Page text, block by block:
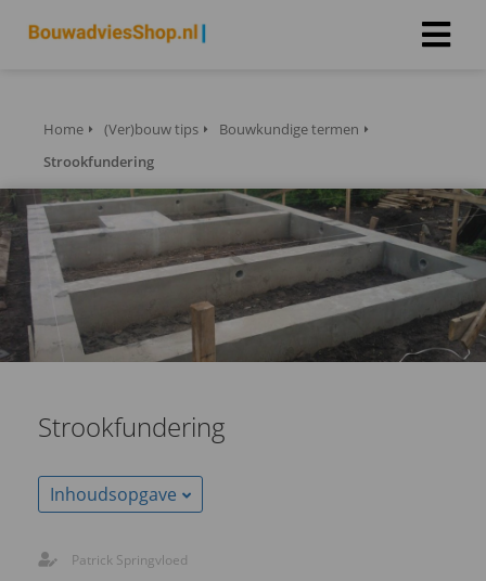
Home (Ver)bouw tips
Bouwkundige termen
Strookfundering
Strookfundering
Inhoudsopgave
Patrick Springvloed